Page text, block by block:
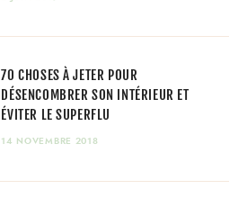
70 CHOSES À JETER POUR
DÉSENCOMBRER SON INTÉRIEUR ET
ÉVITER LE SUPERFLU
14 NOVEMBRE 2018